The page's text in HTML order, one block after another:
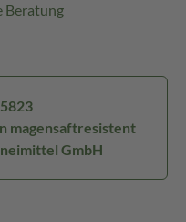
Beratung
magensaftresistent
GmbH